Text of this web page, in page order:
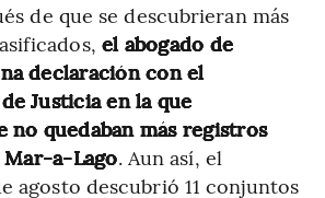
de que se descubrieran más
el abogado de
declaración con el
Justicia en la que
no quedaban más registros
a-Lago. Aun así, el
agosto descubrió 11 conjuntos